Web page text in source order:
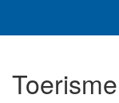
Toerisme